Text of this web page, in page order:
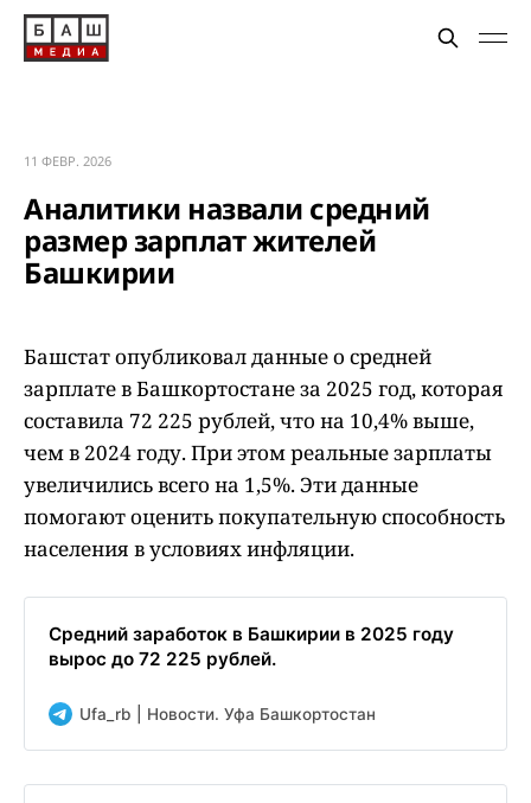
11 ФЕВР. 2026
Аналитики назвали средний
размер зарплат жителей
Башкирии
Башстат опубликовал данные о средней
зарплате в Башкортостане за 2025 год, которая
составила 72 225 рублей, что на 10,4% выше,
чем в 2024 году. При этом реальные зарплаты
увеличились всего на 1,5%. Эти данные
помогают оценить покупательную способность
населения в условиях инфляции.
Средний заработок в Башкирии в 2025 году
вырос до 72 225 рублей.
Ufa_rb | Новости. Уфа Башкортостан